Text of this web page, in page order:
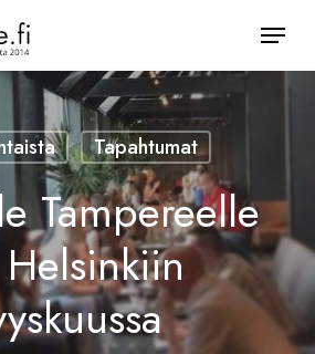
Tapahtumat
Tampereelle
Sulje